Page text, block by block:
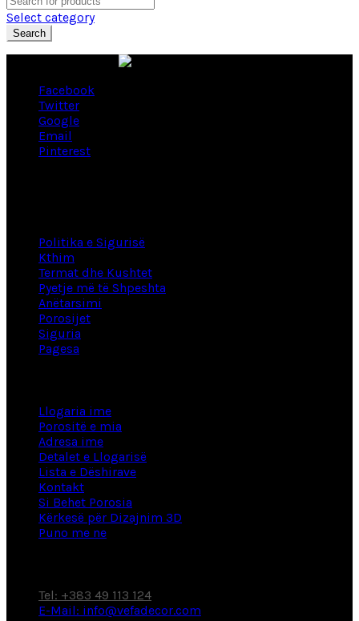
Select category
Search
Facebook
Twitter
Google
Email
Pinterest
Politika e Sigurisë
Kthim
Termat dhe Kushtet
Pyetje më të Shpeshta
Anëtarsimi
Porosijet
Siguria
Pagesa
Llogaria ime
Porositë e mia
Adresa ime
Detalet e Llogarisë
Lista e Dëshirave
Kontakt
Si Behet Porosia
Kërkesë për Dizajnim 3D
Puno me ne
Tel: +383 49 113 124
E-Mail: info@vefadecor.com